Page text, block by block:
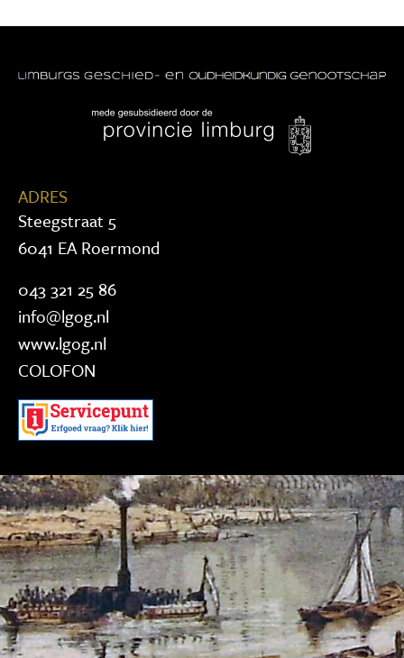
ADRES
Steegstraat 5
6041 EA Roermond
043 321 25 86
info@lgog.nl
www.lgog.nl
COLOFON